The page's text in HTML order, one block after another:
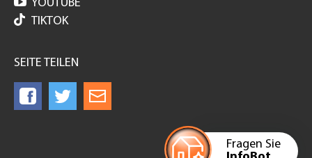
Fragen Sie
YOUTUBE
TIKTOK
SEITE TEILEN